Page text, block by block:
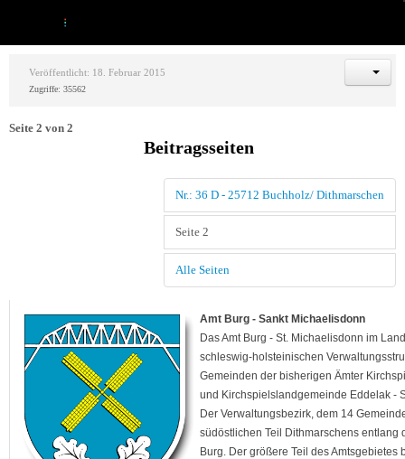
Veröffentlicht: 18. Februar 2015
Zugriffe: 35562
Beitragsseiten
Nr.: 36 D - 25712 Buchholz/ Dithmarschen
Seite 2
Alle Seiten
Seite 2 von 2
Amt Burg - Sankt Michaelisdonn
Das Amt Burg - St. Michaelisdonn im
schleswig-holsteinischen
Gemeinden der bisherigen Ämter
und Kirchspielslandgemeinde Eddelak -
Der Verwaltungsbezirk, dem 14
südöstlichen Teil Dithmarschens entlang
Burg. Der größere Teil des Amtsgebietes